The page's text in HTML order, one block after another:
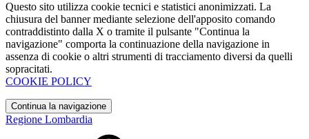
Questo sito utilizza cookie tecnici e statistici anonimizzati. La
chiusura del banner mediante selezione dell'apposito comando
contraddistinto dalla X o tramite il pulsante "Continua la
navigazione" comporta la continuazione della navigazione in
assenza di cookie o altri strumenti di tracciamento diversi da quelli
sopracitati.
COOKIE POLICY
Continua la navigazione
Regione Lombardia